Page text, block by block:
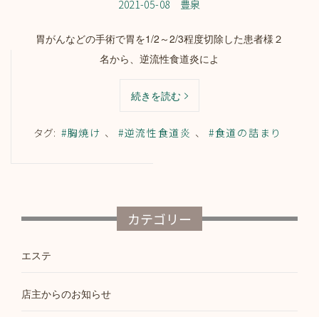
2021-05-08 豊泉
胃がんなどの手術で胃を1/2～2/3程度切除した患者様２
名から、逆流性食道炎によ
続きを読む
タグ: #胸焼け 、 #逆流性食道炎 、 #食道の詰まり
カテゴリー
エステ
店主からのお知らせ